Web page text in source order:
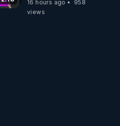
16 hours ago
958
views